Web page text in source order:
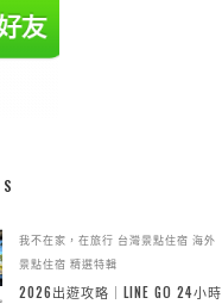
我不在家，在旅行 台灣景點住宿 海外
景點住宿 精選特輯
2026出遊攻略｜LINE GO 24小時